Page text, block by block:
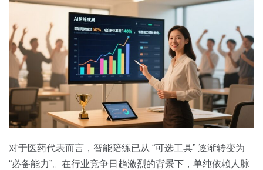
对于医药代表而言，智能陪练已从 “可选工具” 逐渐转变为
“必备能力”。在行业竞争日趋激烈的背景下，单纯依赖人脉